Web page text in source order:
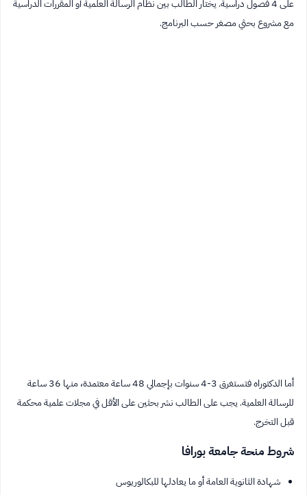
على 4 فصول دراسية. يختار الطالب بين نظام الرسالة العلمية أو المقررات الدراسية
مع مشروع بحثي مصغر حسب البرنامج.
أما الدكتوراه فتستغرق 3-4 سنوات بإجمالي 48 ساعة معتمدة، منها 36 ساعة
للرسالة العلمية. يجب على الطالب نشر بحثين على الأقل في مجلات علمية محكمة
قبل التخرج.
شروط منحة جامعة بورافا
شهادة الثانوية العامة أو ما يعادلها للبكالوريوس